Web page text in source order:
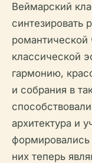
Веймарский
синтезировать
романтической
классической
гармонию,
и собрания в
архитектура и
них теперь